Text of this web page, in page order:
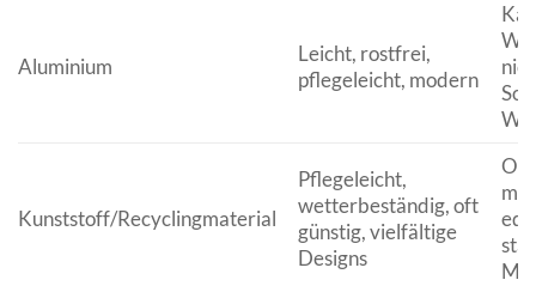
Aluminium
Leicht, rostfrei,
pflegeleicht, modern
Kunststoff/Recyclingmaterial
Pflegeleicht,
wetterbeständig, oft
günstig, vielfältige
Designs